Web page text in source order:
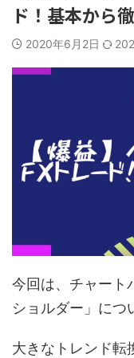
ド！基本から
2020年6月2日
今回は、チャート
ショルダー」につ
大きなトレンド転